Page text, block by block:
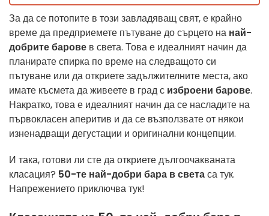
За да се потопите в този завладяващ свят, е крайно
време да предприемете пътуване до сърцето на най-
добрите барове в света. Това е идеалният начин да
планирате спирка по време на следващото си
пътуване или да откриете задължителните места, ако
имате късмета да живеете в град с изброени барове.
Накратко, това е идеалният начин да се насладите на
първокласен аперитив и да се възползвате от някои
изненадващи дегустации и оригинални концепции.
И така, готови ли сте да откриете дългоочакваната
класация? 50-те най-добри бара в светаса тук.
Напрежението приключва тук!